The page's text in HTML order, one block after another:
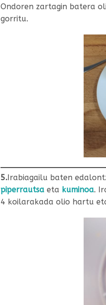
Ondoren zartagin batera
gorritu.
5.Irabiagailu baten
piperrautsa eta kuminoa.
4 koilarakada olio hartu